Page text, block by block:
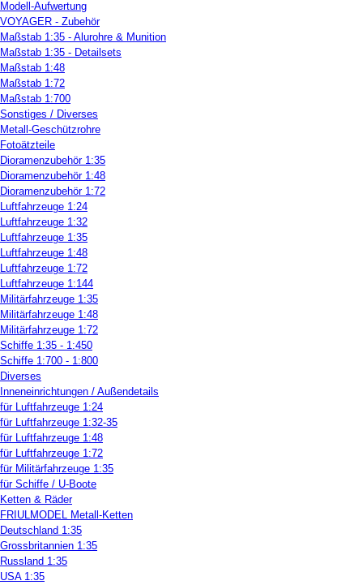
Modell-Aufwertung
VOYAGER - Zubehör
Maßstab 1:35 - Alurohre & Munition
Maßstab 1:35 - Detailsets
Maßstab 1:48
Maßstab 1:72
Maßstab 1:700
Sonstiges / Diverses
Metall-Geschützrohre
Fotoätzteile
Dioramenzubehör 1:35
Dioramenzubehör 1:48
Dioramenzubehör 1:72
Luftfahrzeuge 1:24
Luftfahrzeuge 1:32
Luftfahrzeuge 1:35
Luftfahrzeuge 1:48
Luftfahrzeuge 1:72
Luftfahrzeuge 1:144
Militärfahrzeuge 1:35
Militärfahrzeuge 1:48
Militärfahrzeuge 1:72
Schiffe 1:35 - 1:450
Schiffe 1:700 - 1:800
Diverses
Inneneinrichtungen / Außendetails
für Luftfahrzeuge 1:24
für Luftfahrzeuge 1:32-35
für Luftfahrzeuge 1:48
für Luftfahrzeuge 1:72
für Militärfahrzeuge 1:35
für Schiffe / U-Boote
Ketten & Räder
FRIULMODEL Metall-Ketten
Deutschland 1:35
Grossbritannien 1:35
Russland 1:35
USA 1:35